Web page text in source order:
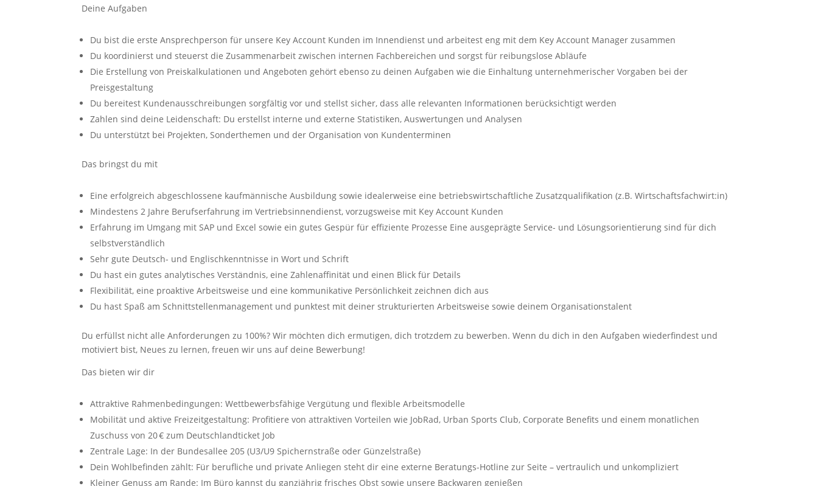
Deine Aufgaben
Du bist die erste Ansprechperson für unsere Key Account Kunden im Innendienst und arbeitest eng mit dem Key Account Manager zusammen
Du koordinierst und steuerst die Zusammenarbeit zwischen internen Fachbereichen und sorgst für reibungslose Abläufe
Die Erstellung von Preiskalkulationen und Angeboten gehört ebenso zu deinen Aufgaben wie die Einhaltung unternehmerischer Vorgaben bei der
Preisgestaltung
Du bereitest Kundenausschreibungen sorgfältig vor und stellst sicher, dass alle relevanten Informationen berücksichtigt werden
Zahlen sind deine Leidenschaft: Du erstellst interne und externe Statistiken, Auswertungen und Analysen
Du unterstützt bei Projekten, Sonderthemen und der Organisation von Kundenterminen
Das bringst du mit
Eine erfolgreich abgeschlossene kaufmännische Ausbildung sowie idealerweise eine betriebswirtschaftliche Zusatzqualifikation (z.B. Wirtschaftsfachwirt:in)
Mindestens 2 Jahre Berufserfahrung im Vertriebsinnendienst, vorzugsweise mit Key Account Kunden
Erfahrung im Umgang mit SAP und Excel sowie ein gutes Gespür für effiziente Prozesse Eine ausgeprägte Service- und Lösungsorientierung sind für dich
selbstverständlich
Sehr gute Deutsch- und Englischkenntnisse in Wort und Schrift
Du hast ein gutes analytisches Verständnis, eine Zahlenaffinität und einen Blick für Details
Flexibilität, eine proaktive Arbeitsweise und eine kommunikative Persönlichkeit zeichnen dich aus
Du hast Spaß am Schnittstellenmanagement und punktest mit deiner strukturierten Arbeitsweise sowie deinem Organisationstalent
Du erfüllst nicht alle Anforderungen zu 100%? Wir möchten dich ermutigen, dich trotzdem zu bewerben. Wenn du dich in den Aufgaben wiederfindest und
motiviert bist, Neues zu lernen, freuen wir uns auf deine Bewerbung!
Das bieten wir dir
Attraktive Rahmenbedingungen: Wettbewerbsfähige Vergütung und flexible Arbeitsmodelle
Mobilität und aktive Freizeitgestaltung: Profitiere von attraktiven Vorteilen wie JobRad, Urban Sports Club, Corporate Benefits und einem monatlichen
Zuschuss von 20 € zum Deutschlandticket Job
Zentrale Lage: In der Bundesallee 205 (U3/U9 Spichernstraße oder Günzelstraße)
Dein Wohlbefinden zählt: Für berufliche und private Anliegen steht dir eine externe Beratungs-Hotline zur Seite – vertraulich und unkompliziert
Kleiner Genuss am Rande: Im Büro kannst du ganzjährig frisches Obst sowie unsere Backwaren genießen